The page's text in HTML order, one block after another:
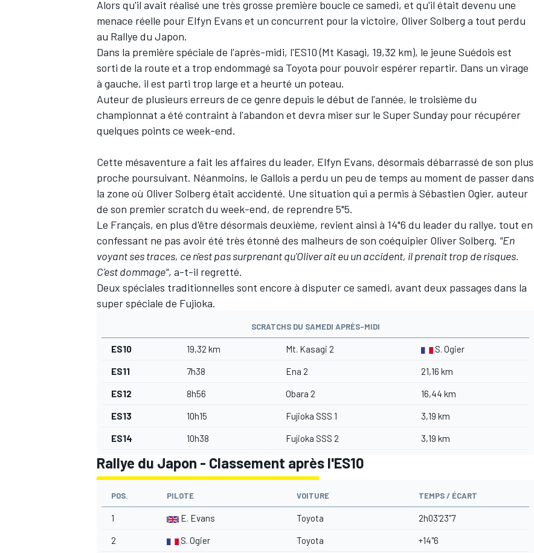
WEC
Alors qu'il avait réalisé une très grosse première boucle ce samedi, et qu'il était devenu une
menace réelle pour Elfyn Evans et un concurrent pour la victoire, Oliver Solberg a tout perdu
au Rallye du Japon.
Dans la première spéciale de l'après-midi, l'ES10 (Mt Kasagi, 19,32 km), le jeune Suédois est
sorti de la route et a trop endommagé sa Toyota pour pouvoir espérer repartir. Dans un virage
à gauche, il est parti trop large et a heurté un poteau.
Auteur de plusieurs erreurs de ce genre depuis le début de l'année, le troisième du
championnat a été contraint à l'abandon et devra miser sur le Super Sunday pour récupérer
quelques points ce week-end.
Cette mésaventure a fait les affaires du leader, Elfyn Evans, désormais débarrassé de son plus
proche poursuivant. Néanmoins, le Gallois a perdu un peu de temps au moment de passer dans
la zone où Oliver Solberg était accidenté. Une situation qui a permis à Sébastien Ogier, auteur
de son premier scratch du week-end, de reprendre 5"5.
Le Français, en plus d'être désormais deuxième, revient ainsi à 14"6 du leader du rallye, tout en
confessant ne pas avoir été très étonné des malheurs de son coéquipier Oliver Solberg. "En
voyant ses traces, ce n'est pas surprenant qu'Oliver ait eu un accident, il prenait trop de risques.
C'est dommage", a-t-il regretté.
Deux spéciales traditionnelles sont encore à disputer ce samedi, avant deux passages dans la
super spéciale de Fujioka.
SCRATCHS DU SAMEDI APRÈS-MIDI
ES10 19,32 km Mt. Kasagi 2 S. Ogier
ES11 7h38 Ena 2 21,16 km
ES12 8h56 Obara 2 16,44 km
ES13 10h15 Fujioka SSS 1 3,19 km
ES14 10h38 Fujioka SSS 2 3,19 km
Rallye du Japon - Classement après l'ES10
POS. PILOTE VOITURE TEMPS / ÉCART
1 E. Evans Toyota 2h03'23"7
2 S. Ogier Toyota +14"6